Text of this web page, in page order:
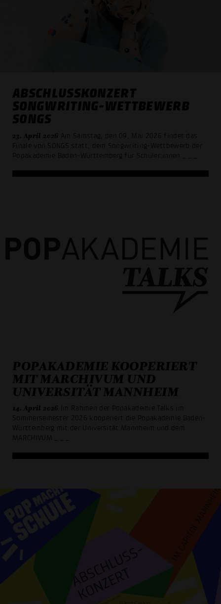
ABSCHLUSSKONZERT
SONGWRITING-WETTBEWERB
SONGS
23. April 2026 Am Samstag, den 09. Mai 2026 findet das
Finale von SONGS statt, dem Songwriting-Wettbewerb der
Popakademie Baden-Württemberg für Schüler:innen
POPAKADEMIE KOOPERIERT
MIT MARCHIVUM UND
UNIVERSITÄT MANNHEIM
14. April 2026
Im Rahmen der Popakademie Talks im
Sommersemester 2026 kooperiert die Popakademie Baden-
Württemberg mit der Universität Mannheim und dem
MARCHIVUM